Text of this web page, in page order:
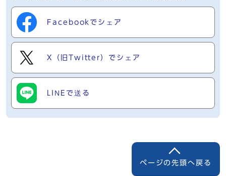
Facebookでシェア
X（旧Twitter）でシェア
LINEで送る
ページの先頭へ戻る